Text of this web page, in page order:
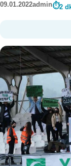
09.01.2022admin 2